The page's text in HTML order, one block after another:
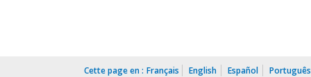
Cette page en : Français English Español Português